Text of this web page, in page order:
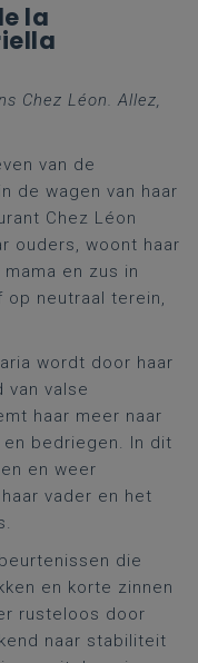
la
Chez Léon.Allez,
van de
de wagen van haar
Chez Léon
ouders, woont haar
en zus in
op neutraal terein,
wordt door haar
van valse
haar meer naar
bedriegen. In dit
en weer
vader en het
die
en korte zinnen
rusteloos door
naar stabiliteit